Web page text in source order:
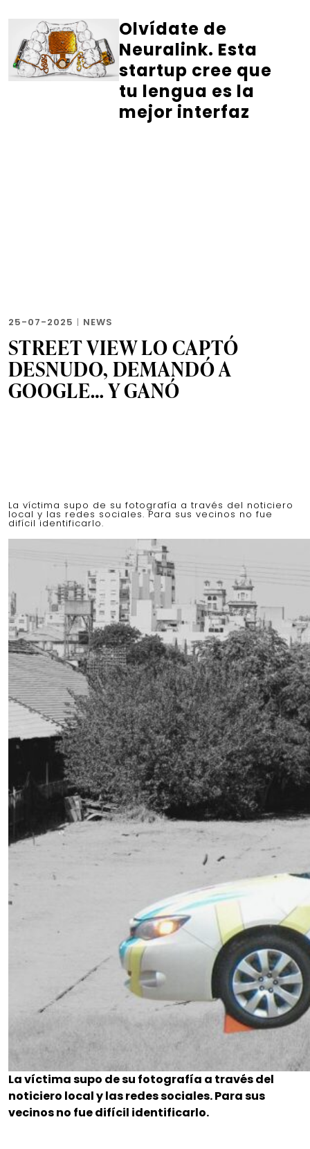
Olvídate de
Neuralink. Esta
startup cree que
tu lengua es la
mejor interfaz
25-07-2025 | NEWS
STREET VIEW LO CAPTÓ
DESNUDO, DEMANDÓ A
GOOGLE… Y GANÓ
La víctima supo de su fotografía a través del noticiero
local y las redes sociales. Para sus vecinos no fue
difícil identificarlo.
La víctima supo de su fotografía a través del
noticiero local y las redes sociales. Para sus
vecinos no fue difícil identificarlo.